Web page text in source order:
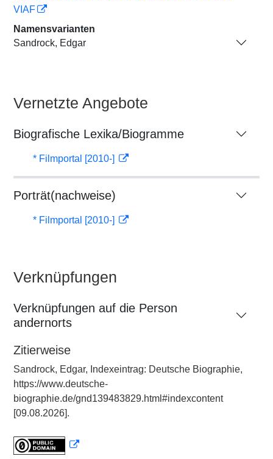
VIAF
Namensvarianten
Sandrock, Edgar
Vernetzte Angebote
Biografische Lexika/Biogramme
* Filmportal [2010-]
Porträt(nachweise)
* Filmportal [2010-]
Verknüpfungen
Verknüpfungen auf die Person
andernorts
Zitierweise
Sandrock, Edgar, Indexeintrag: Deutsche Biographie,
https://www.deutsche-
biographie.de/gnd139483829.html#indexcontent
[09.08.2026].